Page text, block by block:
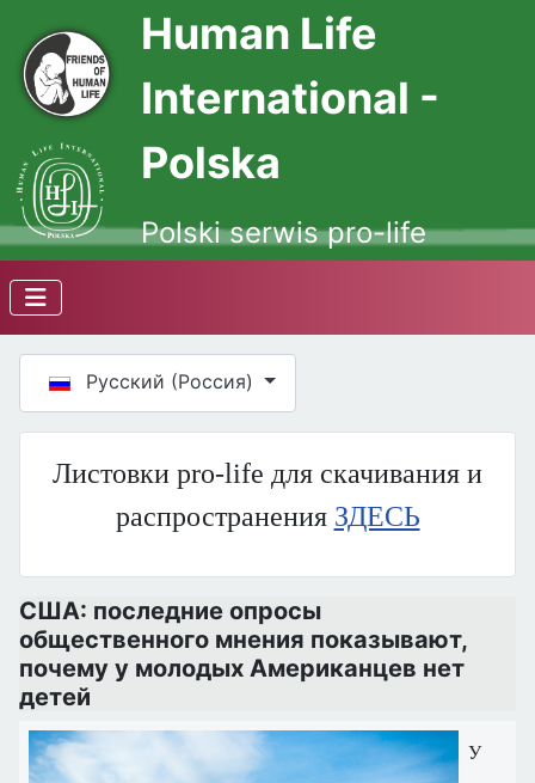
Human Life
International -
Polska
Polski serwis pro-life
Русский (Россия)
Листовки pro-life для скачивания и
распространения ЗДЕСЬ
США: последние опросы
общественного мнения показывают,
почему у молодых Американцев нет
детей
У